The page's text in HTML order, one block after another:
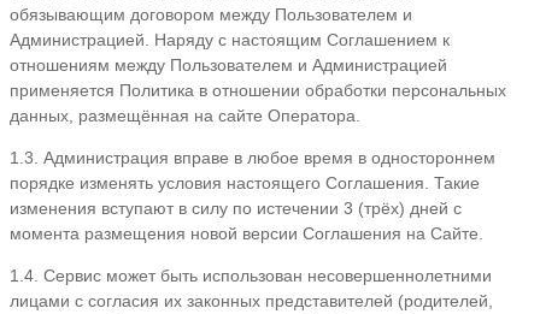
обязывающим договором между Пользователем и
Администрацией. Наряду с настоящим Соглашением к
отношениям между Пользователем и Администрацией
применяется Политика в отношении обработки персональных
данных, размещённая на сайте Оператора.
1.3. Администрация вправе в любое время в одностороннем
порядке изменять условия настоящего Соглашения. Такие
изменения вступают в силу по истечении 3 (трёх) дней с
момента размещения новой версии Соглашения на Сайте.
1.4. Сервис может быть использован несовершеннолетними
лицами с согласия их законных представителей (родителей,